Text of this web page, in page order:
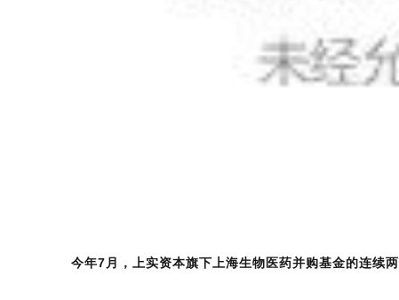
今年7月，上实资本旗下上海生物医药并购基金的连续